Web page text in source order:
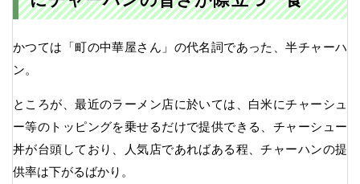
かつては「町の中華屋さん」の代名詞であった、半チャーハ
ン。
ところが、最近のラーメン店に於いては、白米にチャーシュ
ー等のトッピングを乗せるだけで提供できる、チャーシュー
丼が台頭しており、人気店であればある程、チャーハンの提
供率は下がるばかり。